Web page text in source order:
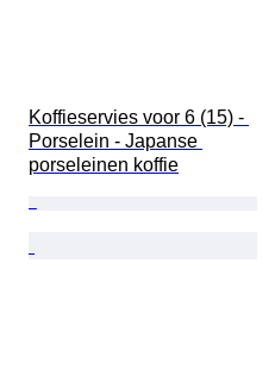
Koffieservies voor 6 (15) -
Porselein - Japanse
porseleinen koffie